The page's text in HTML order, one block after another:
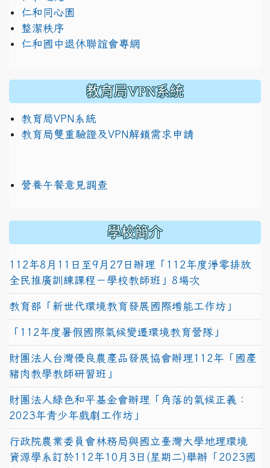
仁和同心園
整潔秩序
仁和國中退休聯誼會專網
教育局VPN系統
教育局VPN系統
教育局雙重驗證及VPN解鎖需求申請
營養午餐意見調查
學校簡介
112年8月11日至9月27日辦理「112年度淨零排放
全民推廣訓練課程－學校教師班」8場次
教育部「新世代環境教育發展國際增能工作坊」
「112年度暑假國際氣候變遷環境教育營隊」
財團法人台灣優良農產品發展協會辦理112年「國產
豬肉教學教師研習班」
財團法人綠色和平基金會辦理「角落的氣候正義：
2023年青少年戲劇工作坊」
行政院農業委員會林務局與國立臺灣大學地理環境
資源學系訂於112年10月3日(星期二)舉辦「2023國